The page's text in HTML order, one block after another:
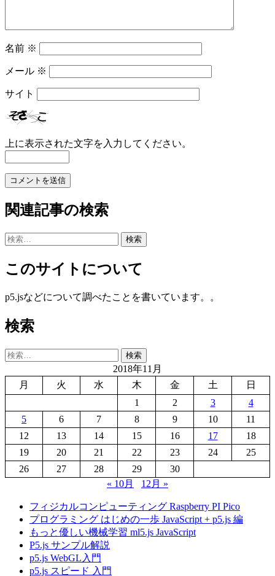
名前 ※
メール ※
サイト
上に表示された文字を入力してください。
関連記事の検索
検
このサイトについて
p5.jsなどについて調べたことを書いています。。
検索
検
2018年11月
月
火 水 木 金 土
日
1
2 3
4
5
6 7 8 9 10
11
12
13 14 15 16 17
18
19
20 21 22 23 24
25
26
27 28 29
30
« 10月
12月 »
フィジカルコンピューティング Raspberry PI Pico
プログラミング はじめの一歩 JavaScript + p5.js 編
もっと優しい機械学習 ml5.js JavaScript
P5.js サンプル解説
p5.js WebGL入門
p5.js スピード 入門